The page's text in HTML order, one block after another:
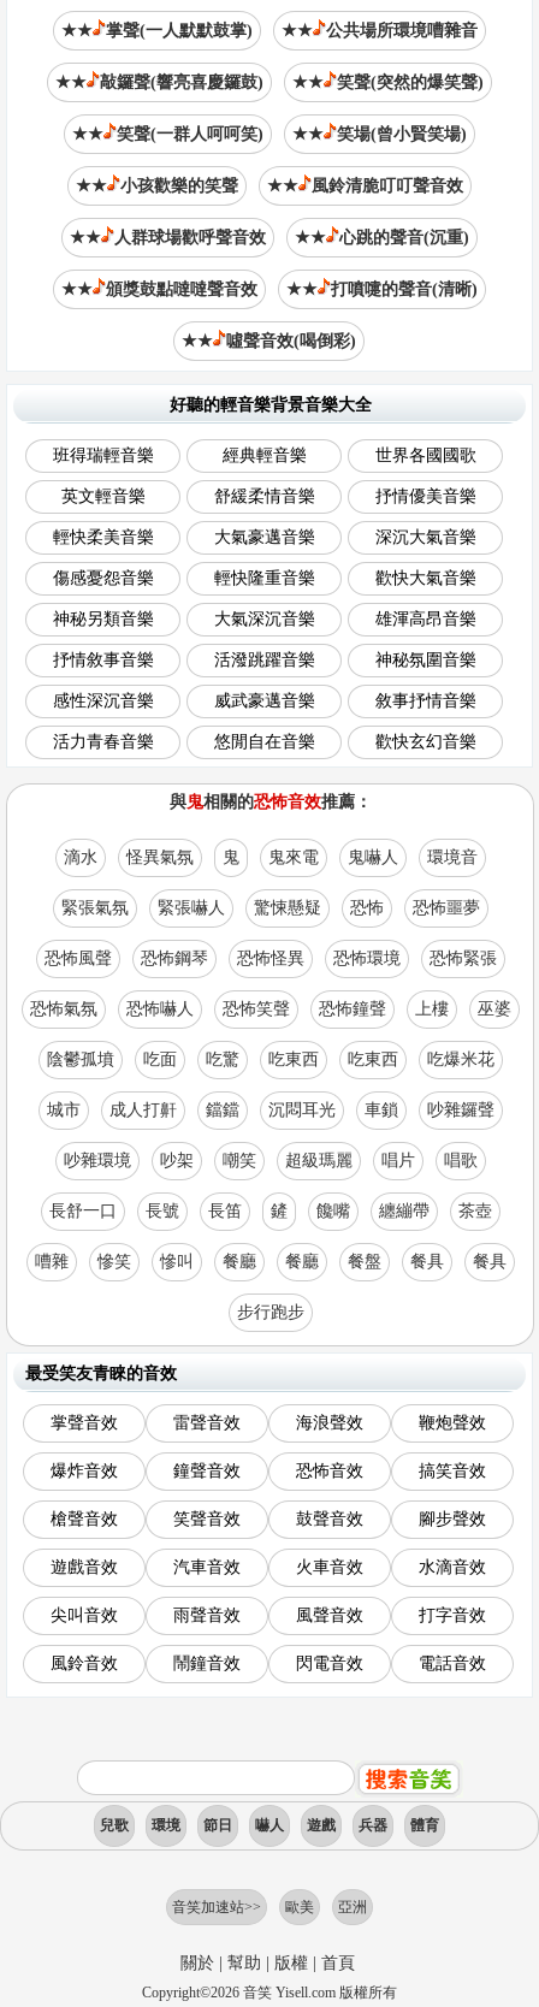
★★ 掌聲(一人默默鼓掌) ★★ 公共場所環境嘈雜音
★★ 敲鑼聲(響亮喜慶鑼鼓) ★★ 笑聲(突然的爆笑聲)
★★ 笑聲(一群人呵呵笑) ★★ 笑場(曾小賢笑場)
★★ 小孩歡樂的笑聲 ★★ 風鈴清脆叮叮聲音效
★★ 人群球場歡呼聲音效 ★★ 心跳的聲音(沉重)
★★ 頒獎鼓點噠噠聲音效 ★★ 打噴嚏的聲音(清晰)
★★ 噓聲音效(喝倒彩)
好聽的輕音樂背景音樂大全
班得瑞輕音樂 經典輕音樂 世界各國國歌
英文輕音樂 舒緩柔情音樂 抒情優美音樂
輕快柔美音樂 大氣豪邁音樂 深沉大氣音樂
傷感憂怨音樂 輕快隆重音樂 歡快大氣音樂
神秘另類音樂 大氣深沉音樂 雄渾高昂音樂
抒情敘事音樂 活潑跳躍音樂 神秘氛圍音樂
感性深沉音樂 威武豪邁音樂 敘事抒情音樂
活力青春音樂 悠閒自在音樂 歡快玄幻音樂
與鬼相關的恐怖音效推薦：
滴水 怪異氣氛 鬼 鬼來電 鬼嚇人 環境音
緊張氣氛 緊張嚇人 驚悚懸疑 恐怖 恐怖噩夢
恐怖風聲 恐怖鋼琴 恐怖怪異 恐怖環境 恐怖緊張
恐怖氣氛 恐怖嚇人 恐怖笑聲 恐怖鐘聲 上樓 巫婆
陰鬱孤墳 吃面 吃驚 吃東西 吃東西 吃爆米花
城市 成人打鼾 鐺鐺 沉悶耳光 車鎖 吵雜鑼聲
吵雜環境 吵架 嘲笑 超級瑪麗 唱片 唱歌
長舒一口 長號 長笛 鏟 饞嘴 纏繃帶 茶壺
嘈雜 慘笑 慘叫 餐廳 餐廳 餐盤 餐具 餐具
步行跑步
最受笑友青睞的音效
掌聲音效 雷聲音效 海浪聲效 鞭炮聲效
爆炸音效 鐘聲音效 恐怖音效 搞笑音效
槍聲音效 笑聲音效 鼓聲音效 腳步聲效
遊戲音效 汽車音效 火車音效 水滴音效
尖叫音效 雨聲音效 風聲音效 打字音效
風鈴音效 鬧鐘音效 閃電音效 電話音效
兒歌 環境 節日 嚇人 遊戲 兵器 體育
音笑加速站>> 歐美 亞洲
關於| 幫助 版權| 首頁
Copyright©2026 音笑 Yisell.com 版權所有